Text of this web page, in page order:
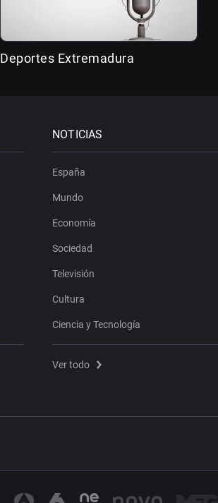
Deportes Extremadura
NOTICIAS
España
Mundo
Economía
Sociedad
Televisión
Cultura
Ciencia y Tecnología
Ver todo